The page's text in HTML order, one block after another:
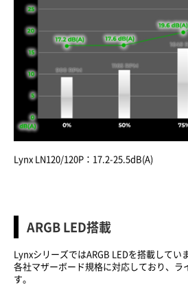
Lynx LN120/120P：17.2-25.5dB(A)
ARGB LED搭載
LynxシリーズではARGB LEDを搭載してい
各社マザーボード規格に対応しており、ラ
す。